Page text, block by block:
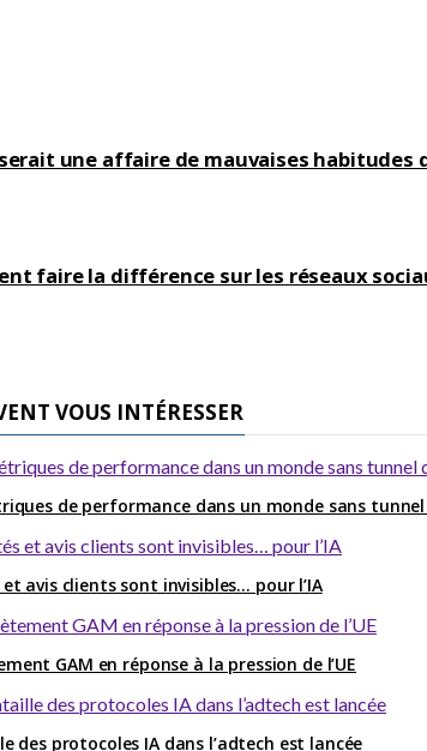
une affaire de mauvaises habitudes
faire la différence sur les réseaux
VOUS INTÉRESSER
de performance dans un monde sans tunnel
avis clients sont invisibles… pour l’IA
GAM en réponse à la pression de l’UE
des protocoles IA dans l’adtech est lancée